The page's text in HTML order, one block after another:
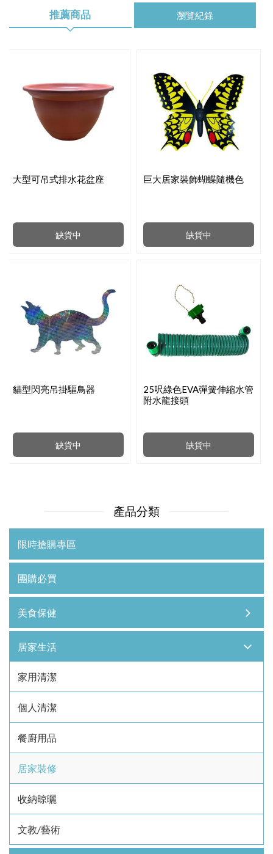
推薦商品 瀏覽紀錄
缺貨中
大型可吊式排水花盆座
缺貨中
巨大居家裝飾蝴蝶隨機色
缺貨中
貓型閃亮吊掛驅鳥器
缺貨中
25呎綠色EVA彈簧伸縮水管
附水龍接頭
產品分類
限時搶購專區
團購必買
美食保健
居家生活
家用清潔
個人清潔
餐廚用品
居家裝修
收納晾曬
文教/藝術